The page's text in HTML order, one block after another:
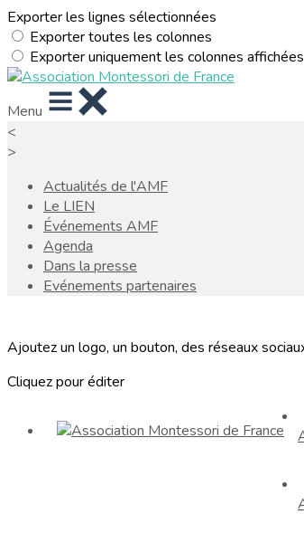
Exporter les lignes sélectionnées
Exporter toutes les colonnes
Exporter uniquement les colonnes affichées
Menu
<
>
Actualités de l'AMF
Le LIEN
Événements AMF
Agenda
Dans la presse
Evénements partenaires
Ajoutez un logo, un bouton, des réseaux
Cliquez pour éditer